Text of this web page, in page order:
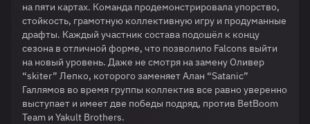
на пяти картах. Команда продемонстрировала упорство,
стойкость, грамотную коллективную игру и продуманные
драфты. Каждый участник состава подошёл к концу
сезона в отличной форме, что позволило Falcons выйти
на новый уровень. Даже не смотря на замену Оливер
“skiter” Лепко, которого заменяет Алан “Satanic”
Галлямов во время группы коллектив все равно уверенно
выступает и имеет две победы подряд, против BetBoom
Team и Yakult Brothers.